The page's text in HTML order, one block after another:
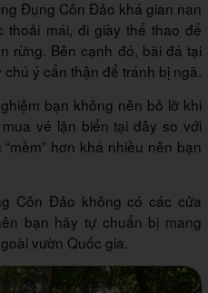
Đụng Côn Đảo khá gian nan
mái, đi giày thể thao để
rừng. Bên cạnh đó, bãi đá tại
ý cẩn thận để tránh bị ngã.
bạn không nên bỏ lỡ khi
vé lặn biển tại đây so với
“mềm” hơn khá nhiều nên bạn
Côn Đảo không có các cửa
bạn hãy tự chuẩn bị mang
vườn Quốc gia.